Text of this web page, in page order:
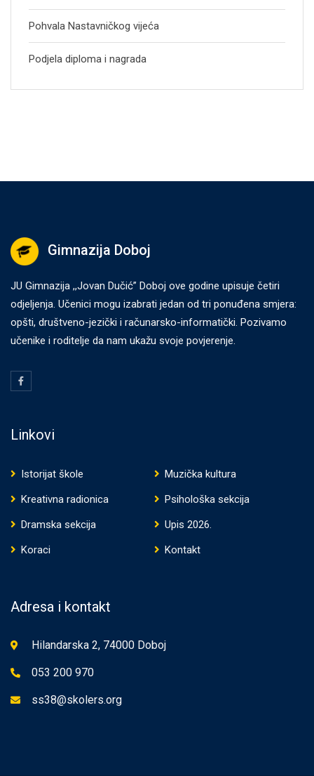
Pohvala Nastavničkog vijeća
Podjela diploma i nagrada
Gimnazija Doboj
JU Gimnazija ,,Jovan Dučić” Doboj ove godine upisuje četiri
odjeljenja. Učenici mogu izabrati jedan od tri ponuđena smjera:
opšti, društveno-jezički i računarsko-informatički. Pozivamo
učenike i roditelje da nam ukažu svoje povjerenje.
Linkovi
Istorijat škole
Muzička kultura
Kreativna radionica
Psihološka sekcija
Dramska sekcija
Upis 2026.
Koraci
Kontakt
Adresa i kontakt
Hilandarska 2, 74000 Doboj
053 200 970
ss38@skolers.org